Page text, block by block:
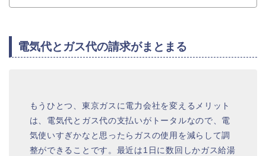
電気代とガス代の請求がまとまる
もうひとつ、東京ガスに電力会社を変えるメリット
は、電気代とガス代の支払いがトータルなので、電
気使いすぎかなと思ったらガスの使用を減らして調
整ができることです。最近は1日に数回しかガス給湯